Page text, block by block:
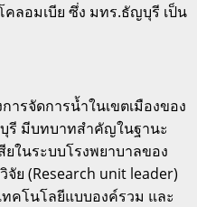
คลอมเบีย ซึ่ง มทร.ธัญบุรี เป็น
รจัดการน้ำในเขตเมืองของ
รี มีบทบาทสำคัญในฐานะ
ในระบบโรงพยาบาลของ
ย (Research unit leader)
คโนโลยีแบบองค์รวม และ